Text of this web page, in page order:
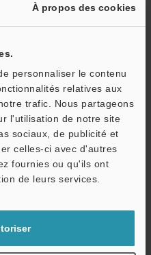
À propos des cookies
personnaliser le contenu
relatives aux
trafic. Nous partageons
l'utilisation de notre site
sociaux, de publicité et
celles-ci avec d'autres
fournies ou qu'ils ont
de leurs services.